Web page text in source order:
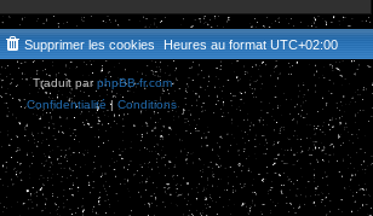
Heures au format UTC+02:00
Supprimer les cookies
Traduit parphpBB-fr.com
Confidentialité | Conditions